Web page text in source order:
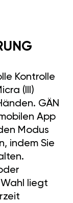
Kontrolle
(III)
GÄN
App
Modus
indem Sie
liegt